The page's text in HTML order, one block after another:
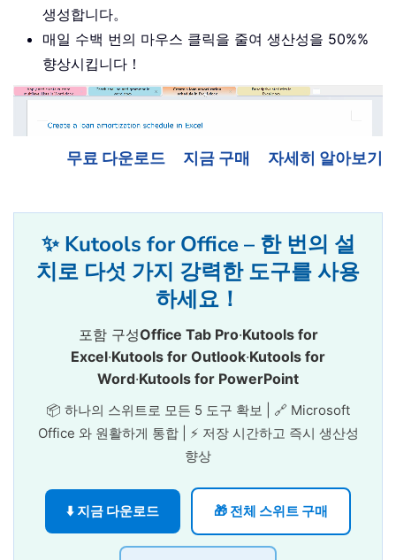
생성합니다。
매일 수백 번의 마우스 클릭을 줄여 생산성을 50%%
향상시킵니다！
무료 다운로드 지금 구매 자세히 알아보기
✨ Kutools for Office – 한 번의 설
치로 다섯 가지 강력한 도구를 사용
하세요！
포함 구성Office Tab Pro·Kutools for
Excel·Kutools for Outlook·Kutools for
Word·Kutools for PowerPoint
📦 하나의 스위트로 모든 5 도구 확보 | 🔗 Microsoft
Office 와 원활하게 통합 | ⚡ 저장 시간하고 즉시 생산성
향상
⬇️ 지금 다운로드 🎁 전체 스위트 구매